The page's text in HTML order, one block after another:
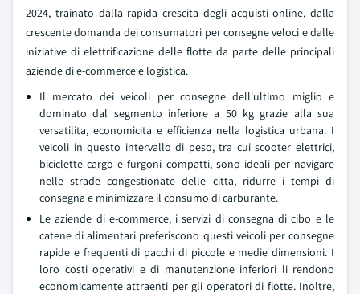
2024, trainato dalla rapida crescita degli acquisti online, dalla
crescente domanda dei consumatori per consegne veloci e dalle
iniziative di elettrificazione delle flotte da parte delle principali
aziende di e-commerce e logistica.
Il mercato dei veicoli per consegne dell'ultimo miglio e
dominato dal segmento inferiore a 50 kg grazie alla sua
versatilita, economicita e efficienza nella logistica urbana. I
veicoli in questo intervallo di peso, tra cui scooter elettrici,
biciclette cargo e furgoni compatti, sono ideali per navigare
nelle strade congestionate delle citta, ridurre i tempi di
consegna e minimizzare il consumo di carburante.
Le aziende di e-commerce, i servizi di consegna di cibo e le
catene di alimentari preferiscono questi veicoli per consegne
rapide e frequenti di pacchi di piccole e medie dimensioni. I
loro costi operativi e di manutenzione inferiori li rendono
economicamente attraenti per gli operatori di flotte. Inoltre,